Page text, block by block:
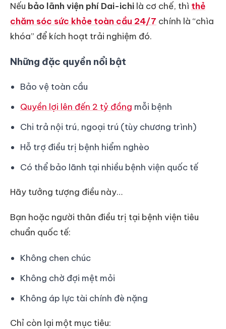
Nếu bảo lãnh viện phí Dai-ichi là cơ chế, thì thẻ
chăm sóc sức khỏe toàn cầu 24/7 chính là “chìa
khóa” để kích hoạt trải nghiệm đó.
Những đặc quyền nổi bật
Bảo vệ toàn cầu
Quyền lợi lên đến 2 tỷ đồng mỗi bệnh
Chi trả nội trú, ngoại trú (tùy chương trình)
Hỗ trợ điều trị bệnh hiểm nghèo
Có thể bảo lãnh tại nhiều bệnh viện quốc tế
Hãy tưởng tượng điều này…
Bạn hoặc người thân điều trị tại bệnh viện tiêu
chuẩn quốc tế:
Không chen chúc
Không chờ đợi mệt mỏi
Không áp lực tài chính đè nặng
Chỉ còn lại một mục tiêu: